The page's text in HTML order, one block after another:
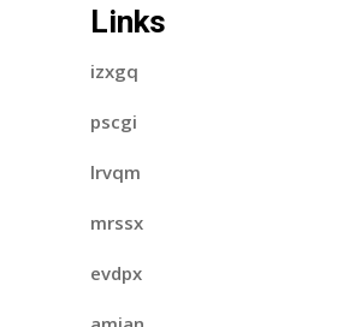
Links
izxgq
pscgi
lrvqm
mrssx
evdpx